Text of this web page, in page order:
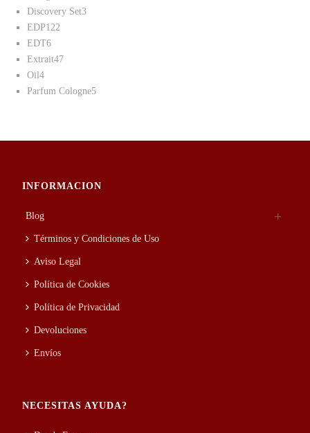
productos
Discovery Set33
EDP122122
EDT66
productos
Extrait4747
Oil44
productos
Parfum Cologne55
INFORMACION
Blog
Términos y Condiciones de Uso
Aviso Legal
Política de Cookies
Política de Privacidad
Devoluciones
Envíos
NECESITAS AYUDA?